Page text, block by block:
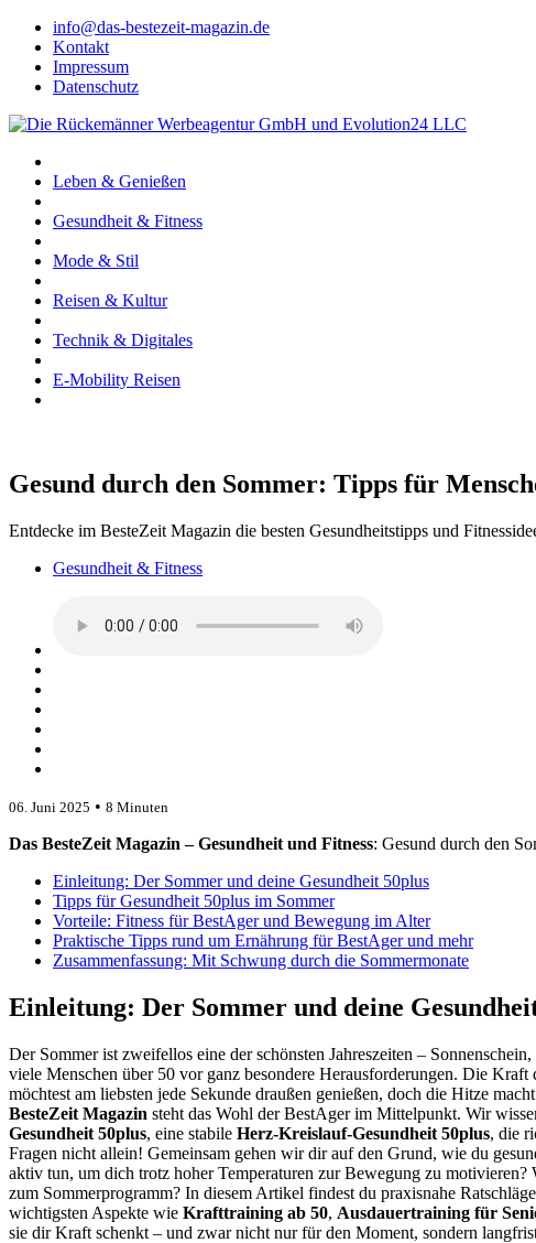
info@das-bestezeit-magazin.de
Kontakt
Impressum
Datenschutz
Leben & Genießen
Gesundheit & Fitness
Mode & Stil
Reisen & Kultur
Technik & Digitales
E-Mobility Reisen
Gesund durch den Sommer: Tipps für
Entdecke im BesteZeit Magazin die besten Gesundheitstipps und
Gesundheit & Fitness
06. Juni 2025 • 8 Minuten
Das BesteZeit Magazin – Gesundheit und Fitness: Gesund durch den
Einleitung: Der Sommer und deine Gesundheit 50plus
Tipps für Gesundheit 50plus im Sommer
Vorteile: Fitness für BestAger und Bewegung im Alter
Praktische Tipps rund um Ernährung für BestAger und mehr
Zusammenfassung: Mit Schwung durch die Sommermonate
Einleitung: Der Sommer und deine
Der Sommer ist zweifellos eine der schönsten Jahreszeiten –
viele Menschen über 50 vor ganz besondere Herausforderungen. Die
möchtest am liebsten jede Sekunde draußen genießen, doch die Hitze
BesteZeit Magazin steht das Wohl der BestAger im Mittelpunkt. Wir
Gesundheit 50plus, eine stabile Herz-Kreislauf-Gesundheit 50plus, die
Fragen nicht allein! Gemeinsam gehen wir dir auf den Grund, wie du
aktiv tun, um dich trotz hoher Temperaturen zur Bewegung zu
zum Sommerprogramm? In diesem Artikel findest du praxisnahe
wichtigsten Aspekte wie Krafttraining ab 50, Ausdauertraining für
sie dir Kraft schenkt – und zwar nicht nur für den Moment, sondern